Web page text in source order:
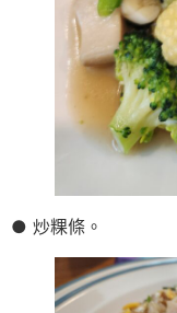
● 炒粿條。